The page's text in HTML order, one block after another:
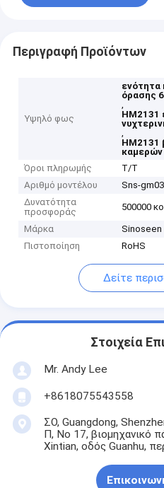
Περιγραφή Προϊόντων
Υψηλό φως
ενότητα
όρασης
,
HM2131
,
HM2131
καμερών
Όροι πληρωμής
T/T
Αριθμό μοντέλου
Sns-
Δυνατότητα
προσφοράς
500000
Μάρκα
Sinoseen
Πιστοποίηση
RoHS
Δείτε
Στοιχεία
Mr. Andy Lee
+8618075543558
ΣΟ, Guangdong,
Π, Νο 17, βιομηχανικό
Xintian, οδός Guanhu,